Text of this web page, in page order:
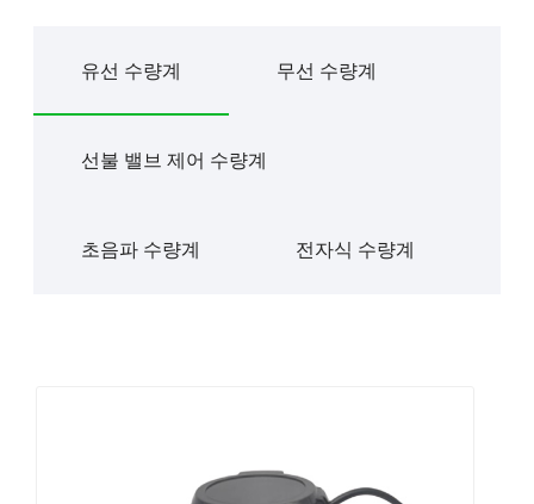
유선 수량계 무선 수량계
선불 밸브 제어 수량계
초음파 수량계 전자식 수량계